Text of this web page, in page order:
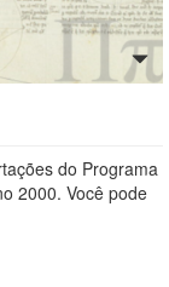
do Programa
2000. Você pode